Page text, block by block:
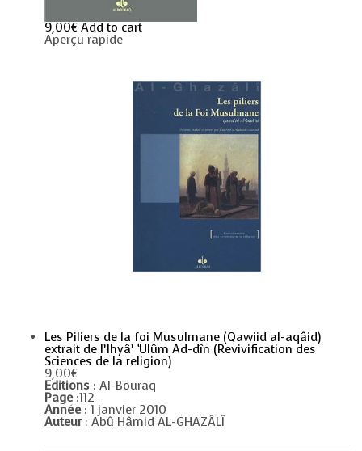
9,00€ Add to cart
Aperçu rapide
Les Piliers de la foi Musulmane (Qawiid al-aqâid)
extrait de l’Ihyâ’ ‘Ulûm Ad-dîn (Revivification des
Sciences de la religion)
9,00€
Editions : Al-Bouraq
Page:112
Année : 1 janvier 2010
Auteur : Abû Hâmid AL-GHAZÂLÎ